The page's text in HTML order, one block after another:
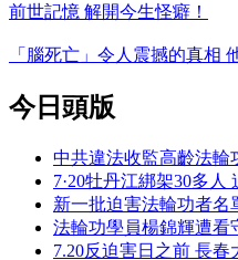
前世記憶 解開今生怪癖！
「腦死亡」令人震撼的真相
今日頭版
中共違法收監高齡法輪
7·20牡丹江綁架30多人
新一批迫害法輪功者名
法輪功學員楊錦輝遭看
7.20反迫害日之前 長